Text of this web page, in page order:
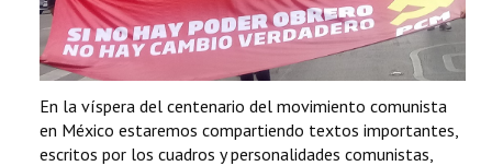
En la víspera del centenario del movimiento comunista
en México estaremos compartiendo textos importantes,
escritos por los cuadros y personalidades comunistas,